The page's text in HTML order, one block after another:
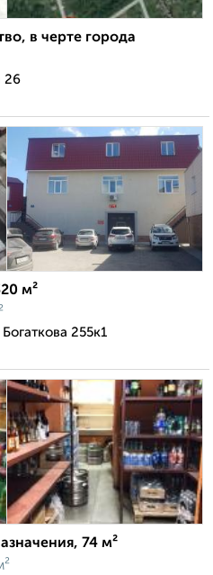
в черте города
26
м²
255к1
74 м²